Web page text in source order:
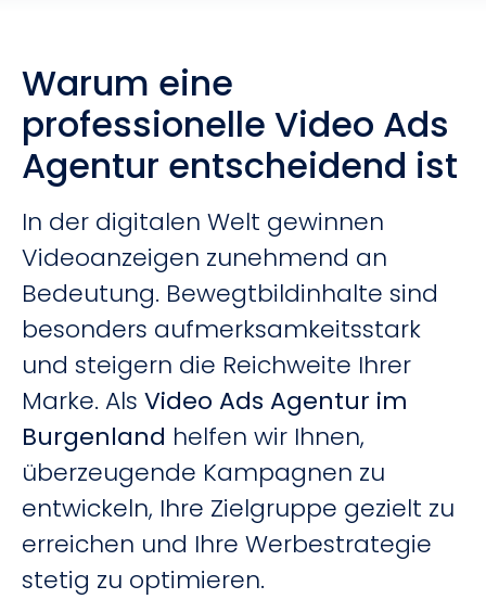
Warum eine
professionelle Video Ads
Agentur entscheidend ist
In der digitalen Welt gewinnen
Videoanzeigen zunehmend an
Bedeutung. Bewegtbildinhalte sind
besonders aufmerksamkeitsstark
und steigern die Reichweite Ihrer
Marke. Als Video Ads Agentur im
Burgenland helfen wir Ihnen,
überzeugende Kampagnen zu
entwickeln, Ihre Zielgruppe gezielt zu
erreichen und Ihre Werbestrategie
stetig zu optimieren.